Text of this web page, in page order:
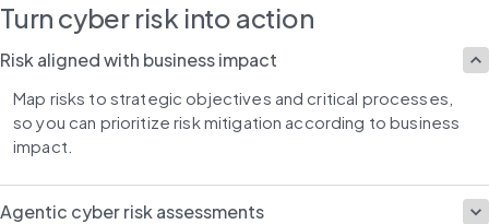
Turn cyber risk into action
Risk aligned with business impact
Map risks to strategic objectives and critical processes,
so you can prioritize risk mitigation according to business
impact.
Agentic cyber risk assessments